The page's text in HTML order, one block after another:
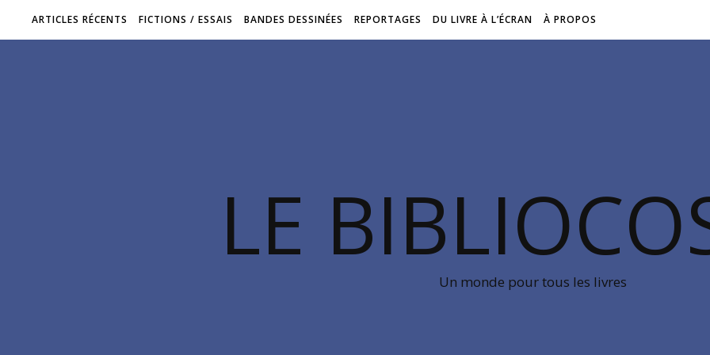
ARTICLES RÉCENTS FICTIONS / ESSAIS BANDES DESSINÉES REPORTAGES DU LIVRE À L’ÉCRAN À PROPOS
LE
Un monde pour tous les livres